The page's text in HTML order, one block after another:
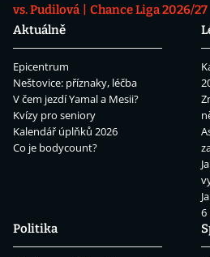
vs. Pudilová
Chance Liga 2026/27
Aktuálně
Epicentrum
Neštovice: příznaky, léčba
V čem jezdí Yamal a Mesii?
Kvízy pro seniory
Kalendář úplňků 2026
Co je bodycount?
6
Politika